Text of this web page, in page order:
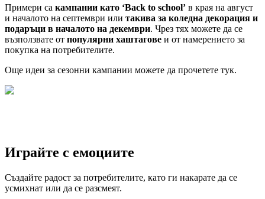
Примери са кампании като ‘Back to school’ в края на август
и началото на септември или такива за коледна декорация и
подаръци в началото на декември. Чрез тях можете да се
възползвате от популярни хаштагове и от намерението за
покупка на потребителите.
Още идеи за сезонни кампании можете да прочетете тук.
Играйте с емоциите
Създайте радост за потребителите, като ги накарате да се
усмихнат или да се разсмеят.